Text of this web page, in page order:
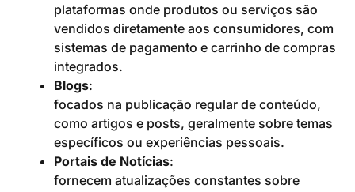
plataformas onde produtos ou serviços são
vendidos diretamente aos consumidores, com
sistemas de pagamento e carrinho de compras
integrados.
Blogs:
focados na publicação regular de conteúdo,
como artigos e posts, geralmente sobre temas
específicos ou experiências pessoais.
Portais de Notícias:
fornecem atualizações constantes sobre